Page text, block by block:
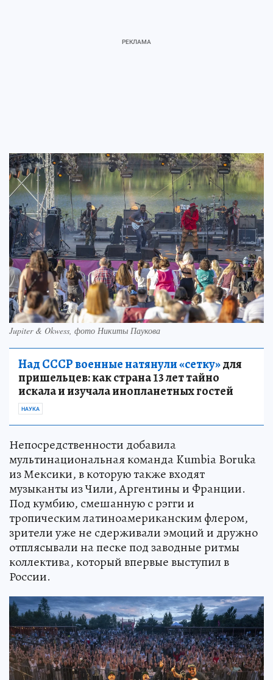
Jupiter & Okwess, фото Никиты Паукова
Над СССР военные натянули «сетку»для
пришельцев: как страна 13 лет тайно
искала и изучала инопланетных гостей
НАУКА
Непосредственности добавила
мультинациональная команда Kumbia Boruka
из Мексики, в которую также входят
музыканты из Чили, Аргентины и Франции.
Под кумбию, смешанную с рэгги и
тропическим латиноамериканским флером,
зрители уже не сдерживали эмоций и дружно
отплясывали на песке под заводные ритмы
коллектива, который впервые выступил в
России.